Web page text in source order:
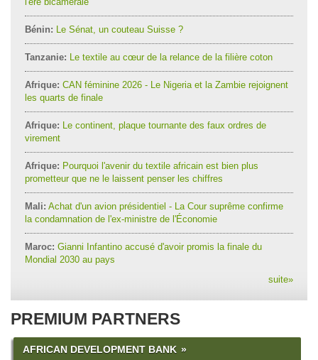
Bénin: Le Sénat, un couteau Suisse ?
Tanzanie: Le textile au cœur de la relance de la filière coton
Afrique: CAN féminine 2026 - Le Nigeria et la Zambie rejoignent
les quarts de finale
Afrique: Le continent, plaque tournante des faux ordres de
virement
Afrique: Pourquoi l'avenir du textile africain est bien plus
prometteur que ne le laissent penser les chiffres
Mali: Achat d'un avion présidentiel - La Cour suprême confirme
la condamnation de l'ex-ministre de l'Économie
Maroc: Gianni Infantino accusé d'avoir promis la finale du
Mondial 2030 au pays
suite»
PREMIUM PARTNERS
AFRICAN DEVELOPMENT BANK